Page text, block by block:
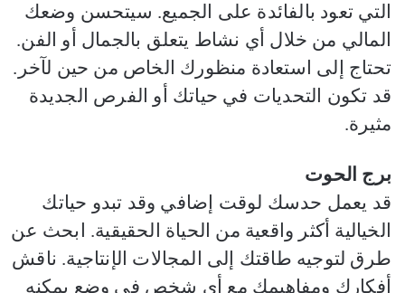
التي تعود بالفائدة على الجميع. سيتحسن وضعك
المالي من خلال أي نشاط يتعلق بالجمال أو الفن.
تحتاج إلى استعادة منظورك الخاص من حين لآخر.
قد تكون التحديات في حياتك أو الفرص الجديدة
مثيرة.
برج الحوت
قد يعمل حدسك لوقت إضافي وقد تبدو حياتك
الخيالية أكثر واقعية من الحياة الحقيقية. ابحث عن
طرق لتوجيه طاقتك إلى المجالات الإنتاجية. ناقش
أفكارك ومفاهيمك مع أي شخص في وضع يمكنه